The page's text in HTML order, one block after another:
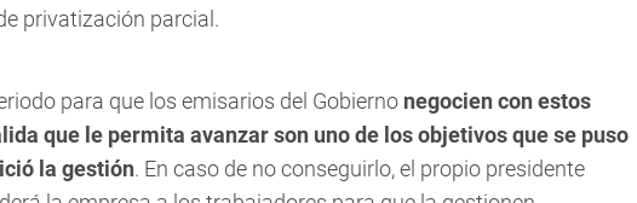
privatización parcial.
para que los emisarios del Gobierno negocien con estos
que le permita avanzar son uno de los objetivos que se puso
la gestión. En caso de no conseguirlo, el propio presidente